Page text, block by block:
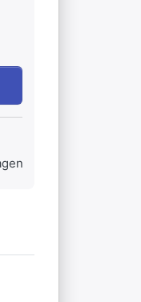
33,95, Menge 1.